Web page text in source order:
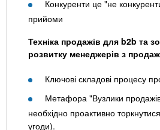
Конкуренти це "не
прийоми
Техніка продажів для b2b та
розвитку менеджерів з
Ключові складові процесу
Метафора "Вузлики
необхідно проактивно
угоди).